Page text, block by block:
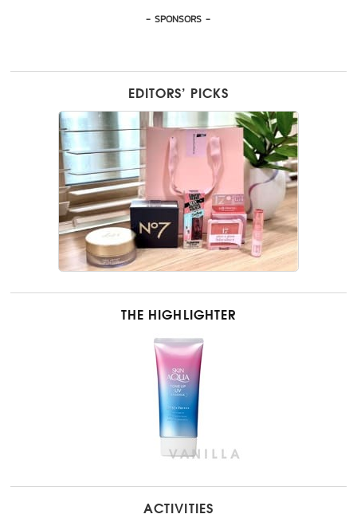
- SPONSORS -
EDITORS’ PICKS
THE HIGHLIGHTER
ACTIVITIES